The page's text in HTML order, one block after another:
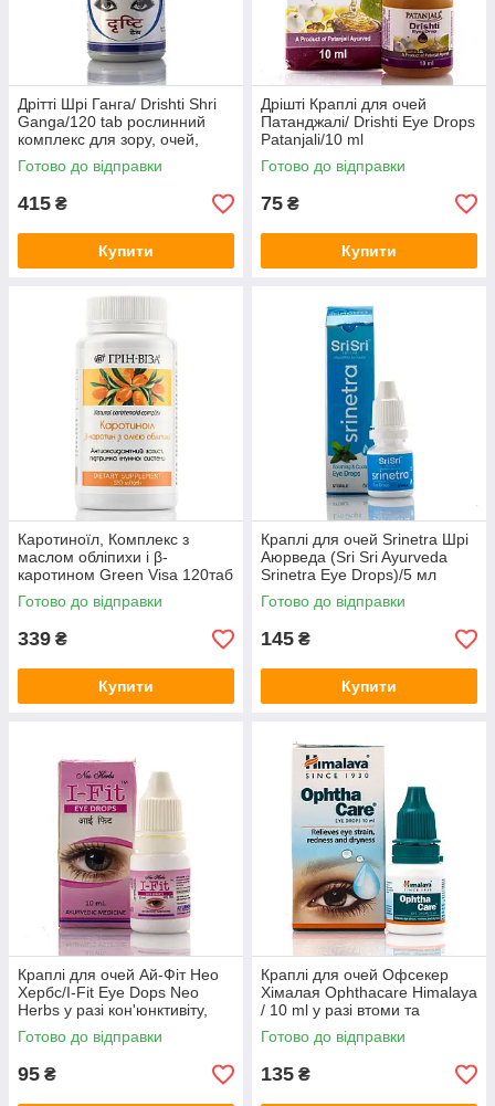
Дрітті Шрі Ганга/ Drishti Shri
Ganga/120 tab рослинний
комплекс для зору, очей,
Готово до відправки
415 ₴
Купити
Дрішті Краплі для очей
Патанджалі/ Drishti Eye Drops
Patanjali/10 ml
Готово до відправки
75 ₴
Купити
Каротиноїл, Комплекс з
маслом обліпихи і β-
каротином Green Visa 120таб
вітамін А
Готово до відправки
339 ₴
Купити
Краплі для очей Srinetra Шрі
Аюрведа (Sri Sri Ayurveda
Srinetra Eye Drops)/5 мл
Готово до відправки
145 ₴
Купити
Краплі для очей Ай-Фіт Нео
Хербс/I-Fit Eye Dops Neo
Herbs у разі кон'юнктивіту,
ослабленого зору
Готово до відправки
95 ₴
Краплі для очей Офсекер
Хімалая Ophthacare Himalaya
/ 10 ml у разі втоми та
запалення очей
Готово до відправки
135 ₴